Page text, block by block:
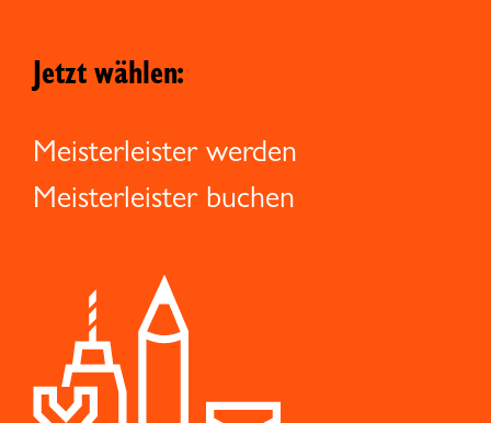
Jetzt wählen:
Meisterleister werden
Meisterleister buchen